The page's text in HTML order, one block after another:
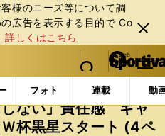
様のニーズ等について調
広告を表⽰する⽬的で Co
詳しくはこちら
閉じ
る
web Sportiva (webスポルティーバ)
検索
マイペ
ー
ジ
メニュ
フォト 連載 動
バスケットボール NBA
しない」責任感 ギャ
杯黒星スタート (4ペ